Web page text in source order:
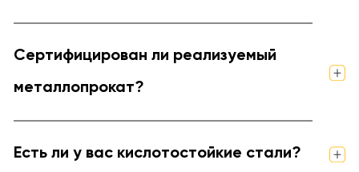
Сертифицирован ли реализуемый
металлопрокат?
Есть ли у вас кислотостойкие стали?